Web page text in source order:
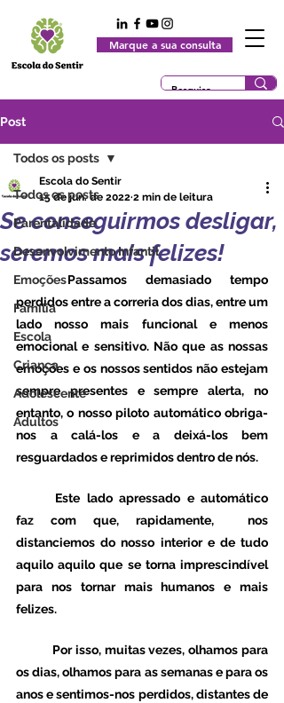
Marque a sua consulta
Post
Todos os posts
Parentalidade
Desenvolvimento Infantil
Emoções
Família
Escola
Criança
Adolescente
Adultos
Todos os posts
Se conseguirmos desligar,
seremos mais felizes!
Escola do Sentir
15 de jun. de 2022 2 min de leitura
	Passamos demasiado tempo
perdidos entre a correria dos dias, entre um
lado nosso mais funcional e menos
emocional e sensitivo. Não que as nossas
emoções e os nossos sentidos não estejam
sempre presentes e sempre alerta, no
entanto, o nosso piloto automático obriga-
nos a calá-los e a deixá-los bem
resguardados e reprimidos dentro de nós.
faz com que, rapidamente,  nos
distanciemos do nosso interior e de tudo
aquilo aquilo que se torna imprescindível
para nos tornar mais humanos e mais
felizes.
os dias, olhamos para as semanas e para os
anos e sentimos-nos perdidos, distantes de